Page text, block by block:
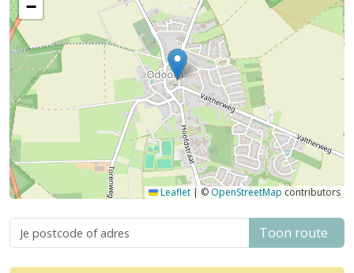
−
Leaflet | © OpenStreetMap contributors
Toon route